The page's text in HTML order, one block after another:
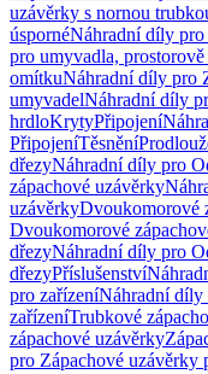
uzávěrky s nornou
úspornéNáhradní díly pro
pro umyvadla, prostorově
omítkuNáhradní díly pro
umyvadelNáhradní díly
hrdloKrytyPřipojení
PřipojeníTěsnění
dřezyNáhradní díly pro
zápachové uzávěrky
uzávěrkyDvoukomorové
Dvoukomorové
dřezyNáhradní díly pro
dřezyPříslušenství
pro zařízeníNáhradní díly
zařízeníTrubkové
zápachové uzávěrky
pro Zápachové uzávěrky